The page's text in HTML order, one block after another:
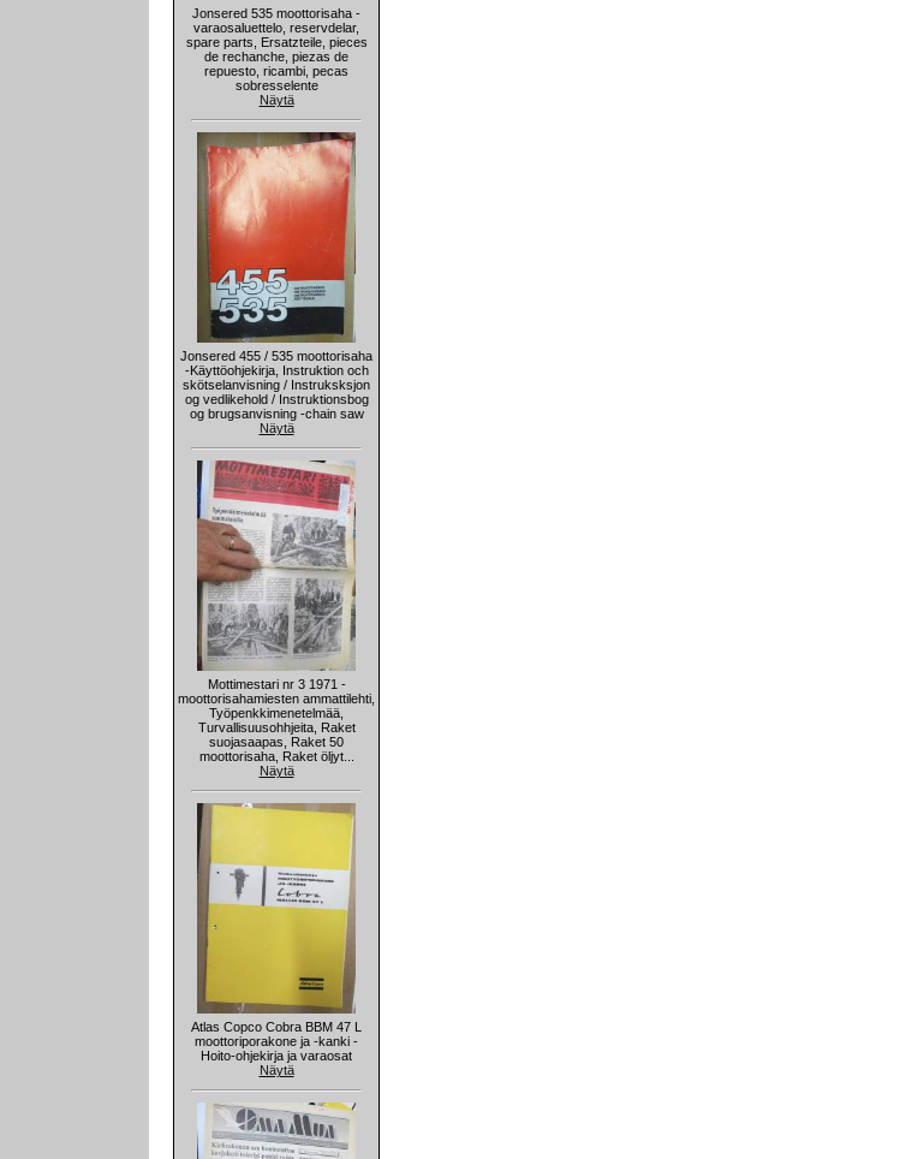
Jonsered 535 moottorisaha -
varaosaluettelo, reservdelar,
spare parts, Ersatzteile, pieces
de rechanche, piezas de
repuesto, ricambi, pecas
sobresselente
Näytä
Jonsered 455 / 535 moottorisaha
-Käyttöohjekirja, Instruktion och
skötselanvisning / Instruksksjon
og vedlikehold / Instruktionsbog
og brugsanvisning -chain saw
Näytä
Mottimestari nr 3 1971 -
moottorisahamiesten ammattilehti,
Työpenkkimenetelmää,
Turvallisuusohhjeita, Raket
suojasaapas, Raket 50
moottorisaha, Raket öljyt...
Näytä
Atlas Copco Cobra BBM 47 L
moottoriporakone ja -kanki -
Hoito-ohjekirja ja varaosat
Näytä